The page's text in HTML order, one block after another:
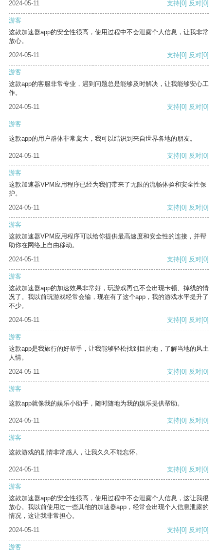
2024-05-11 支持[0] 反对[0]
游客
这款加速器app的安全性很高，使用过程中不会泄露个人信息，让我非常
放心。
2024-05-11
支持[0] 反对[0]
游客
这款app的客服非常专业，遇到问题总是能够及时解决，让我能够安心工
作。
2024-05-11
支持[0] 反对[0]
游客
这款app的用户群体非常庞大，我可以结识到来自世界各地的朋友。
2024-05-11 支持[0] 反对[0]
游客
这款加速器VPM应用程序已经为我们带来了无限的流畅体验和安全性保
护。
2024-05-11
支持[0] 反对[0]
游客
这款加速器VPM应用程序可以给你提供最高速度和安全性的连接，并帮
助你在网络上自由移动。
2024-05-11
支持[0] 反对[0]
游客
这款加速器app的加速效果非常好，玩游戏再也不会出现卡顿、掉线的情
况了。我以前玩游戏经常会输，现在有了这个app，我的游戏水平提升了
不少。
2024-05-11
支持[0] 反对[0]
游客
这款app是我旅行的好帮手，让我能够轻松找到目的地，了解当地的风土
人情。
2024-05-11
支持[0] 反对[0]
游客
这款app就像我的娱乐小助手，随时随地为我的娱乐提供帮助。
2024-05-11 支持[0] 反对[0]
游客
这款游戏的剧情非常感人，让我久久不能忘怀。
2024-05-11 支持[0] 反对[0]
游客
这款加速器app的安全性很高，使用过程中不会泄露个人信息，这让我很
放心。我以前使用过一些其他的加速器app，经常会出现个人信息泄露的
情况，这让我非常担心。
2024-05-11
支持[0] 反对[0]
游客